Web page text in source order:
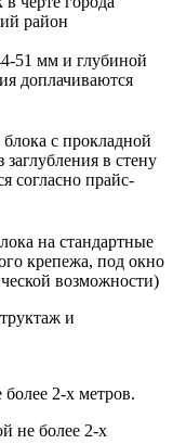
район
51 мм и глубиной
доплачиваются
с прокладной
в стену
согласно прайс-
на стандартные
крепежа, под окно
возможности)
и
2-х метров.
не более 2-х